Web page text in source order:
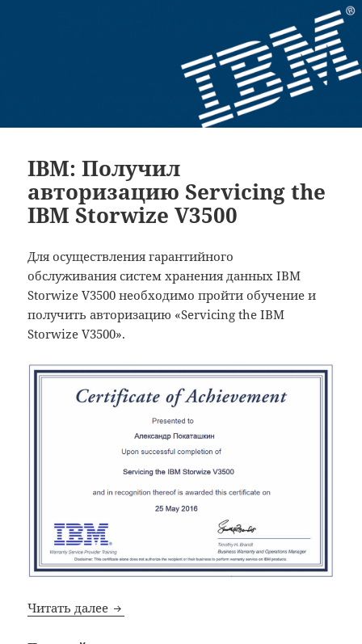
IBM: Получил
авторизацию Servicing the
IBM Storwize V3500
Для осуществления гарантийного
обслуживания систем хранения данных IBM
Storwize V3500 необходимо пройти обучение и
получить авторизацию «Servicing the IBM
Storwize V3500».
Читать далее IBM: Получил авторизацию Servicing